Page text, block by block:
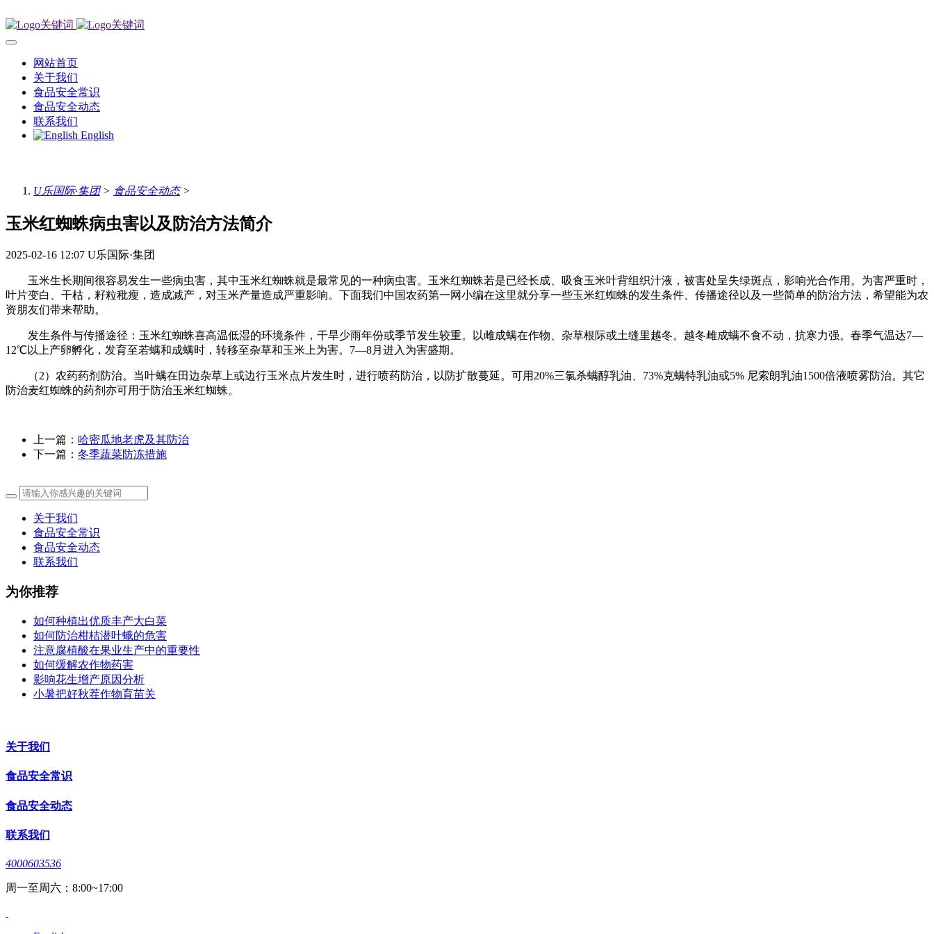
网站首页
关于我们
食品安全常识
食品安全动态
联系我们
English
U乐国际·集团> 食品安全动态>
玉米红蜘蛛病虫害以及防治方法简介
2025-02-16 12:07 U乐国际·集团
玉米生长期间很容易发生一些病虫害，其中玉米红蜘蛛就是最常见的一种病虫害。玉米红蜘蛛若是已经长成、吸食玉米叶背组织汁液，被害处呈失绿斑点，影响光合作用。为害严重时，
叶片变白、干枯，籽粒秕瘦，造成减产，对玉米产量造成严重影响。下面我们中国农药第一网小编在这里就分享一些玉米红蜘蛛的发生条件、传播途径以及一些简单的防治方法，希望能为农
资朋友们带来帮助。
发生条件与传播途径：玉米红蜘蛛喜高温低湿的环境条件，干旱少雨年份或季节发生较重。以雌成螨在作物、杂草根际或土缝里越冬。越冬雌成螨不食不动，抗寒力强。春季气温达7—
12℃以上产卵孵化，发育至若螨和成螨时，转移至杂草和玉米上为害。7—8月进入为害盛期。
（2）农药药剂防治。当叶螨在田边杂草上或边行玉米点片发生时，进行喷药防治，以防扩散蔓延。可用20%三氯杀螨醇乳油、73%克螨特乳油或5% 尼索朗乳油1500倍液喷雾防治。其它
防治麦红蜘蛛的药剂亦可用于防治玉米红蜘蛛。
上一篇： 哈密瓜地老虎及其防治
下一篇： 冬季蔬菜防冻措施
关于我们
食品安全常识
食品安全动态
联系我们
为你推荐
如何种植出优质丰产大白菜
如何防治柑桔潜叶蛾的危害
注意腐植酸在果业生产中的重要性
如何缓解农作物药害
影响花生增产原因分析
小暑把好秋茬作物育苗关
关于我们
食品安全常识
食品安全动态
联系我们
4000603536
周一至周六：8:00~17:00